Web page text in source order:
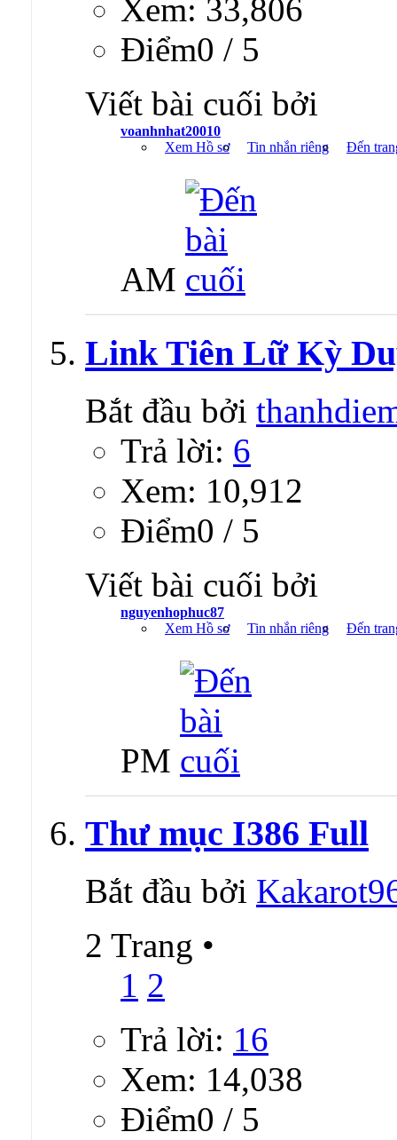
Xem: 33,806
Ðiểm0 / 5
Viết bài cuối bởi
voanhnhat20010
Xem Hồ sơ
Tin nhắn riêng Đến
AM
Link Tiên Lữ Kỳ
Bắt đầu bởi
Trả lời: 6
Xem: 10,912
Ðiểm0 / 5
Viết bài cuối bởi
nguyenhophuc87
Xem Hồ sơ
Tin nhắn riêng Đến
PM
Thư mục I386 Full
Bắt đầu bởi
2 Trang •
1 2
Trả lời: 16
Xem: 14,038
Ðiểm0 / 5